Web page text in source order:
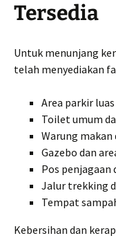
Tersedia
Untuk menunjang
telah menyediakan
Area parkir
Toilet umum
Warung
Gazebo dan
Pos
Jalur trekking
Tempat
Kebersihan dan